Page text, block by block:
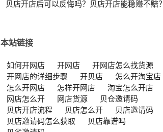
贝店开店后可以反悔吗？贝店开店能稳赚不赔？
本站链接
如何开网店 开网店
开网店怎么找货源
开网店的详细步骤
开贝店
怎么开淘宝店
怎么开网店
怎样开网店
淘宝怎么开店
网店怎么开
网店货源
贝仓邀请码
贝店开店流程
贝店怎么开
贝店邀请码
贝店邀请码怎么获取
贝店靠谱吗